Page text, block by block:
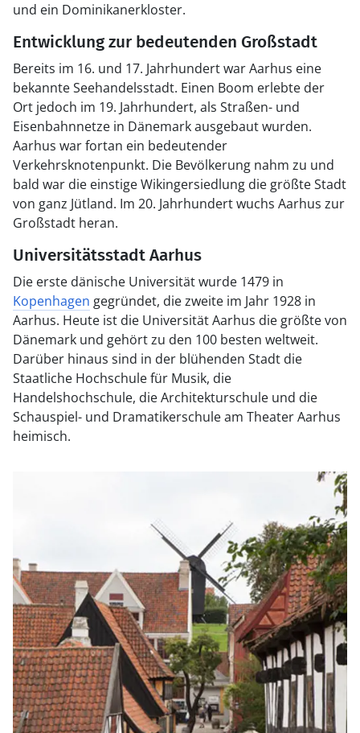
und ein Dominikanerkloster.
Entwicklung zur bedeutenden Großstadt
Bereits im 16. und 17. Jahrhundert war Aarhus eine
bekannte Seehandelsstadt. Einen Boom erlebte der
Ort jedoch im 19. Jahrhundert, als Straßen- und
Eisenbahnnetze in Dänemark ausgebaut wurden.
Aarhus war fortan ein bedeutender
Verkehrsknotenpunkt. Die Bevölkerung nahm zu und
bald war die einstige Wikingersiedlung die größte Stadt
von ganz Jütland. Im 20. Jahrhundert wuchs Aarhus zur
Großstadt heran.
Universitätsstadt Aarhus
Die erste dänische Universität wurde 1479 in
Kopenhagen gegründet, die zweite im Jahr 1928 in
Aarhus. Heute ist die Universität Aarhus die größte von
Dänemark und gehört zu den 100 besten weltweit.
Darüber hinaus sind in der blühenden Stadt die
Staatliche Hochschule für Musik, die
Handelshochschule, die Architekturschule und die
Schauspiel- und Dramatikerschule am Theater Aarhus
heimisch.